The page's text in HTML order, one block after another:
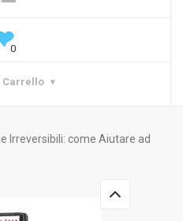
Carrello
Irreversibili: come Aiutare ad